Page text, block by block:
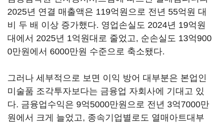
2025년 연결 매출액은 119억원으로 전년 55억원 대
비 두 배 이상 증가했다. 영업손실도 2024년 19억원
대에서 2025년 1억원대로 줄었고, 순손실도 13억900
0만원에서 6000만원 수준으로 축소됐다.
그러나 세부적으로 보면 이익 방어 대부분은 본업인
미술품 조각투자보다는 금융업 자회사에 기대고 있
다. 금융업수익은 9억5000만원으로 전년 3억7000만
원에서 크게 늘었고, 종속기업별로도 열매아트대부